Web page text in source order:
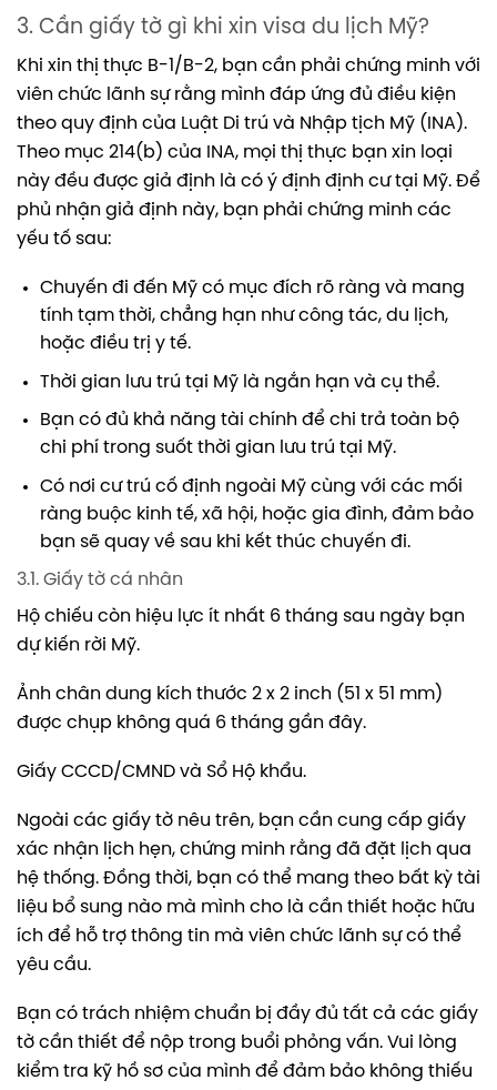
3. Cần giấy tờ gì khi xin visa du lịch Mỹ?
Khi xin thị thực B-1/B-2, bạn cần phải chứng minh với
viên chức lãnh sự rằng mình đáp ứng đủ điều kiện
theo quy định của Luật Di trú và Nhập tịch Mỹ (INA).
Theo mục 214(b) của INA, mọi thị thực bạn xin loại
này đều được giả định là có ý định định cư tại Mỹ. Để
phủ nhận giả định này, bạn phải chứng minh các
yếu tố sau:
Chuyến đi đến Mỹ có mục đích rõ ràng và mang
tính tạm thời, chẳng hạn như công tác, du lịch,
hoặc điều trị y tế.
Thời gian lưu trú tại Mỹ là ngắn hạn và cụ thể.
Bạn có đủ khả năng tài chính để chi trả toàn bộ
chi phí trong suốt thời gian lưu trú tại Mỹ.
Có nơi cư trú cố định ngoài Mỹ cùng với các mối
ràng buộc kinh tế, xã hội, hoặc gia đình, đảm bảo
bạn sẽ quay về sau khi kết thúc chuyến đi.
3.1. Giấy tờ cá nhân
Hộ chiếu còn hiệu lực ít nhất 6 tháng sau ngày bạn
dự kiến rời Mỹ.
Ảnh chân dung kích thước 2 x 2 inch (51 x 51 mm)
được chụp không quá 6 tháng gần đây.
Giấy CCCD/CMND và Sổ Hộ khẩu.
Ngoài các giấy tờ nêu trên, bạn cần cung cấp giấy
xác nhận lịch hẹn, chứng minh rằng đã đặt lịch qua
hệ thống. Đồng thời, bạn có thể mang theo bất kỳ tài
liệu bổ sung nào mà mình cho là cần thiết hoặc hữu
ích để hỗ trợ thông tin mà viên chức lãnh sự có thể
yêu cầu.
Bạn có trách nhiệm chuẩn bị đầy đủ tất cả các giấy
tờ cần thiết để nộp trong buổi phỏng vấn. Vui lòng
kiểm tra kỹ hồ sơ của mình để đảm bảo không thiếu